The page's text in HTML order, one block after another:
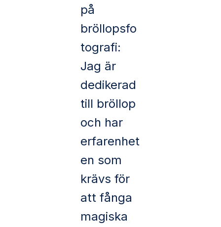
på
bröllopsfo
tografi:
Jag är
dedikerad
till bröllop
och har
erfarenhet
en som
krävs för
att fånga
magiska